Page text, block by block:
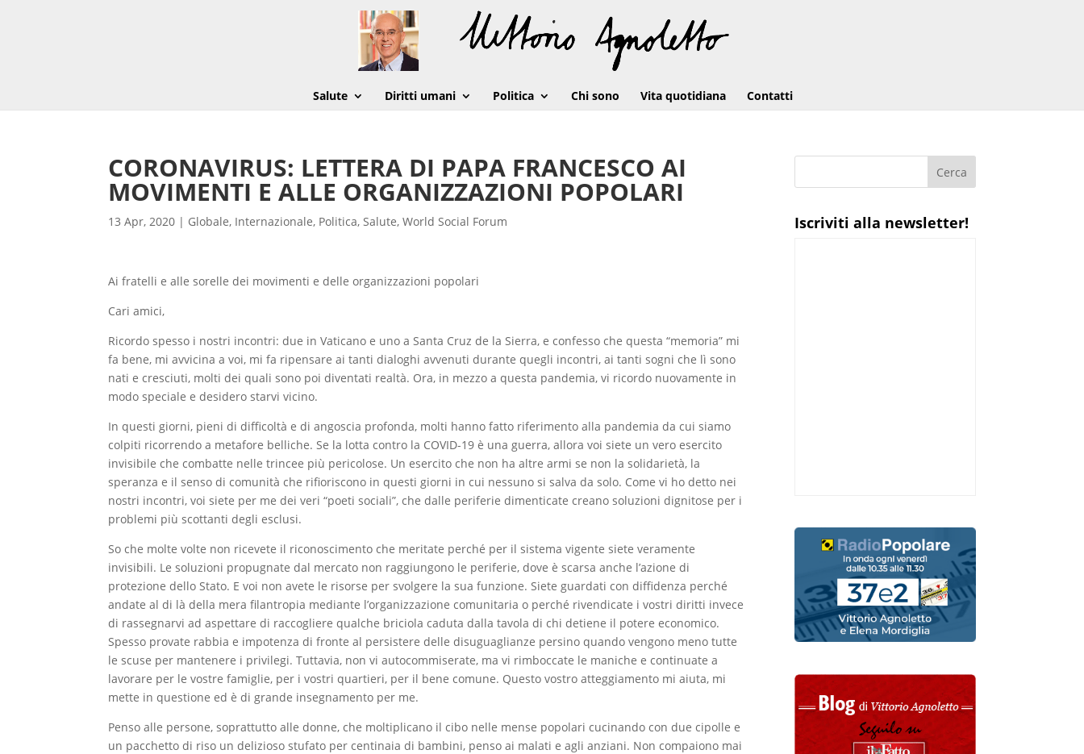
Salute Diritti umani Politica Chi sono Vita quotidiana Contatti
CORONAVIRUS: LETTERA DI PAPA FRANCESCO AI
MOVIMENTI E ALLE ORGANIZZAZIONI POPOLARI
13 Apr, 2020 | Globale, Internazionale, Politica,Salute,World Social Forum
Ai fratelli e alle sorelle dei movimenti e delle organizzazioni popolari
Cari amici,
Ricordo spesso i nostri incontri: due in Vaticano e uno a Santa Cruz de la Sierra, e confesso che questa “memoria” mi
fa bene, mi avvicina a voi, mi fa ripensare ai tanti dialoghi avvenuti durante quegli incontri, ai tanti sogni che lì sono
nati e cresciuti, molti dei quali sono poi diventati realtà. Ora, in mezzo a questa pandemia, vi ricordo nuovamente in
modo speciale e desidero starvi vicino.
In questi giorni, pieni di difficoltà e di angoscia profonda, molti hanno fatto riferimento alla pandemia da cui siamo
colpiti ricorrendo a metafore belliche. Se la lotta contro la COVID-19 è una guerra, allora voi siete un vero esercito
invisibile che combatte nelle trincee più pericolose. Un esercito che non ha altre armi se non la solidarietà, la
speranza e il senso di comunità che rifioriscono in questi giorni in cui nessuno si salva da solo. Come vi ho detto nei
nostri incontri, voi siete per me dei veri “poeti sociali”, che dalle periferie dimenticate creano soluzioni dignitose per i
problemi più scottanti degli esclusi.
So che molte volte non ricevete il riconoscimento che meritate perché per il sistema vigente siete veramente
invisibili. Le soluzioni propugnate dal mercato non raggiungono le periferie, dove è scarsa anche l’azione di
protezione dello Stato. E voi non avete le risorse per svolgere la sua funzione. Siete guardati con diffidenza perché
andate al di là della mera filantropia mediante l’organizzazione comunitaria o perché rivendicate i vostri diritti invece
di rassegnarvi ad aspettare di raccogliere qualche briciola caduta dalla tavola di chi detiene il potere economico.
Spesso provate rabbia e impotenza di fronte al persistere delle disuguaglianze persino quando vengono meno tutte
le scuse per mantenere i privilegi. Tuttavia, non vi autocommiserate, ma vi rimboccate le maniche e continuate a
lavorare per le vostre famiglie, per i vostri quartieri, per il bene comune. Questo vostro atteggiamento mi aiuta, mi
mette in questione ed è di grande insegnamento per me.
Penso alle persone, soprattutto alle donne, che moltiplicano il cibo nelle mense popolari cucinando con due cipolle e
un pacchetto di riso un delizioso stufato per centinaia di bambini, penso ai malati e agli anziani. Non compaiono mai
Iscriviti alla newsletter!